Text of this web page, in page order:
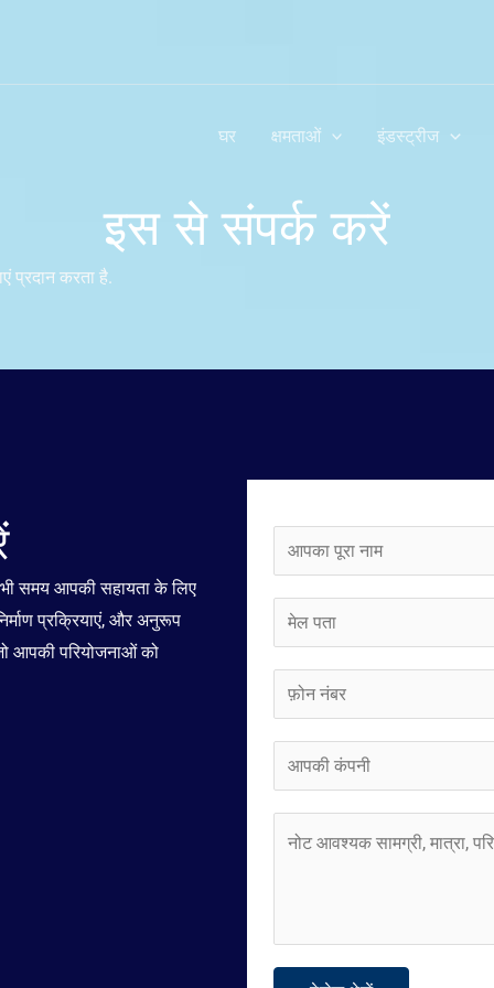
घर क्षमताओं इंडस्ट्रीज
इस से संपर्क करें
प्रदान करता है.
भी समय आपकी सहायता के लिए
प्रक्रियाएं, और अनुरूप
आपकी परियोजनाओं को
म
*
मे
लफ़ो
न
नं
र
प
नी